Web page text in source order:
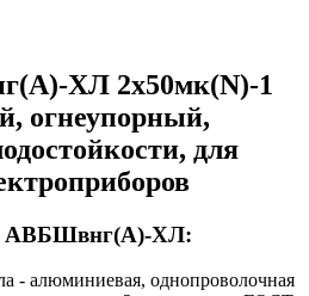
ХЛ 2х50мк(N)-1
огнеупорный,
для
АВБШвнг(А)-ХЛ:
- алюминиевая, однопроволочная